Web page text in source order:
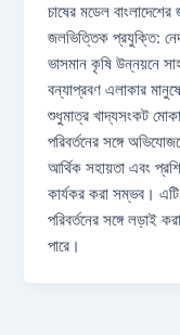
চাষের মডেল
জলভিত্তিক প্রযুক্তি:
ভাসমান কৃষি উন্নয়নে
বন্যাপ্রবণ এলাকার
শুধুমাত্র খাদ্যসংকট
পরিবর্তনের সঙ্গে
আর্থিক সহায়তা এবং
কার্যকর করা সম্ভব।
পরিবর্তনের সঙ্গে লড়াই
পারে।